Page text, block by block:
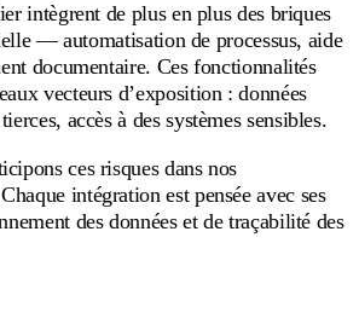
intègrent de plus en plus des briques
— automatisation de processus, aide
documentaire. Ces fonctionnalités
vecteurs d’exposition : données
accès à des systèmes sensibles.
ces risques dans nos
intégration est pensée avec ses
des données et de traçabilité des